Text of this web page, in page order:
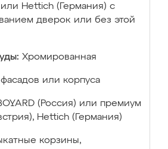
Hettich (Германия) с
дверок или без этой
Хромированная
или корпуса
(Россия) или премиум
Hettich (Германия)
корзины,